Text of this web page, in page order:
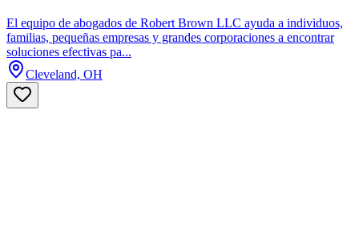
El equipo de abogados de Robert Brown LLC ayuda a individuos,
familias, pequeñas empresas y grandes corporaciones a encontrar
soluciones efectivas pa...
Cleveland, OH